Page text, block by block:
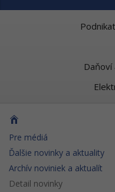
Daňoví
Pre médiá
Ďalšie novinky a aktuality
Archív noviniek a aktualít
Detail novinky